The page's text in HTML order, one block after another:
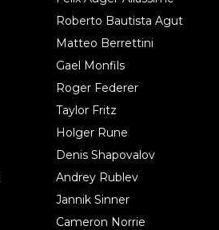
Roberto Bautista Agut
Matteo Berrettini
Gael Monfils
Roger Federer
Taylor Fritz
Holger Rune
Denis Shapovalov
Andrey Rublev
Jannik Sinner
Cameron Norrie